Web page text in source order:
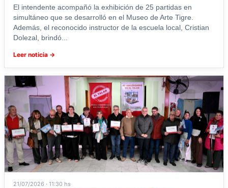
El intendente acompañó la exhibición de 25 partidas en
simultáneo que se desarrolló en el Museo de Arte Tigre.
Además, el reconocido instructor de la escuela local, Cristian
Dolezal, brindó...
Leer noticia →
21/07/2026 · 11:30 hs